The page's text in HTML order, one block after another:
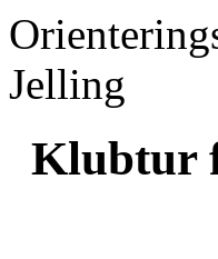
Jelling
Klubtur